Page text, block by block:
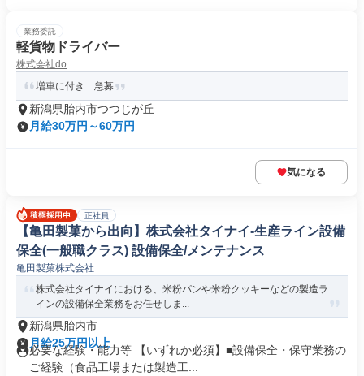
業務委託
軽貨物ドライバー
株式会社do
増車に付き 急募
新潟県胎内市つつじが丘
月給30万円～60万円
気になる
正社員
【亀田製菓から出向】株式会社タイナイ‐生産ライン設備
保全(一般職クラス) 設備保全/メンテナンス
亀田製菓株式会社
株式会社タイナイにおける、米粉パンや米粉クッキーなどの製造ラ
インの設備保全業務をお任せしま...
新潟県胎内市
月給25万円以上
必要な経験・能力等 【いずれか必須】■設備保全・保守業務の
ご経験（食品工場または製造工...